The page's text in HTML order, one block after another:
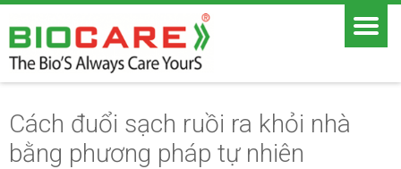
Cách đuổi sạch ruồi ra khỏi nhà
bằng phương pháp tự nhiên